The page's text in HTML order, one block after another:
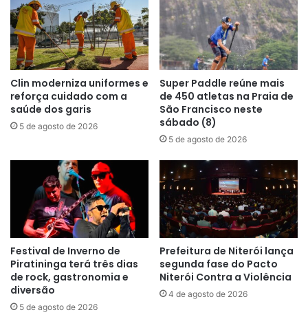
Clin moderniza uniformes e
reforça cuidado com a
saúde dos garis
5 de agosto de 2026
Super Paddle reúne mais
de 450 atletas na Praia de
São Francisco neste
sábado (8)
5 de agosto de 2026
Festival de Inverno de
Piratininga terá três dias
de rock, gastronomia e
diversão
5 de agosto de 2026
Prefeitura de Niterói lança
segunda fase do Pacto
Niterói Contra a Violência
4 de agosto de 2026